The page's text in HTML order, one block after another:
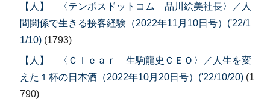
【人】 〈テンポスドットコム 品川絵美社長〉／人
間関係で生きる接客経験（2022年11月10日号）('22/1
1/10) (1793)
【人】 〈Ｃｌｅａｒ 生駒龍史ＣＥＯ〉／人生を変
えた１杯の日本酒（2022年10月20日号）('22/10/20) (1
790)